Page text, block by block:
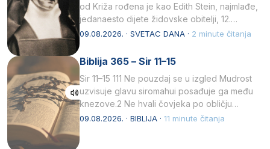
od Križa rođena je kao Edith Stein, najmlađe,
jedanaesto dijete židovske obitelji, 12.
listopada 1891, u Wrocławu…
09.08.2026. · SVETAC DANA · 2 minute čitanja
Biblija 365 – Sir 11–15
Sir 11–15 111 Ne pouzdaj se u izgled Mudrost
uzvisuje glavu siromahui posađuje ga među
knezove.2 Ne hvali čovjeka po obličju
njegovui…
09.08.2026. · BIBLIJA · 11 minute čitanja